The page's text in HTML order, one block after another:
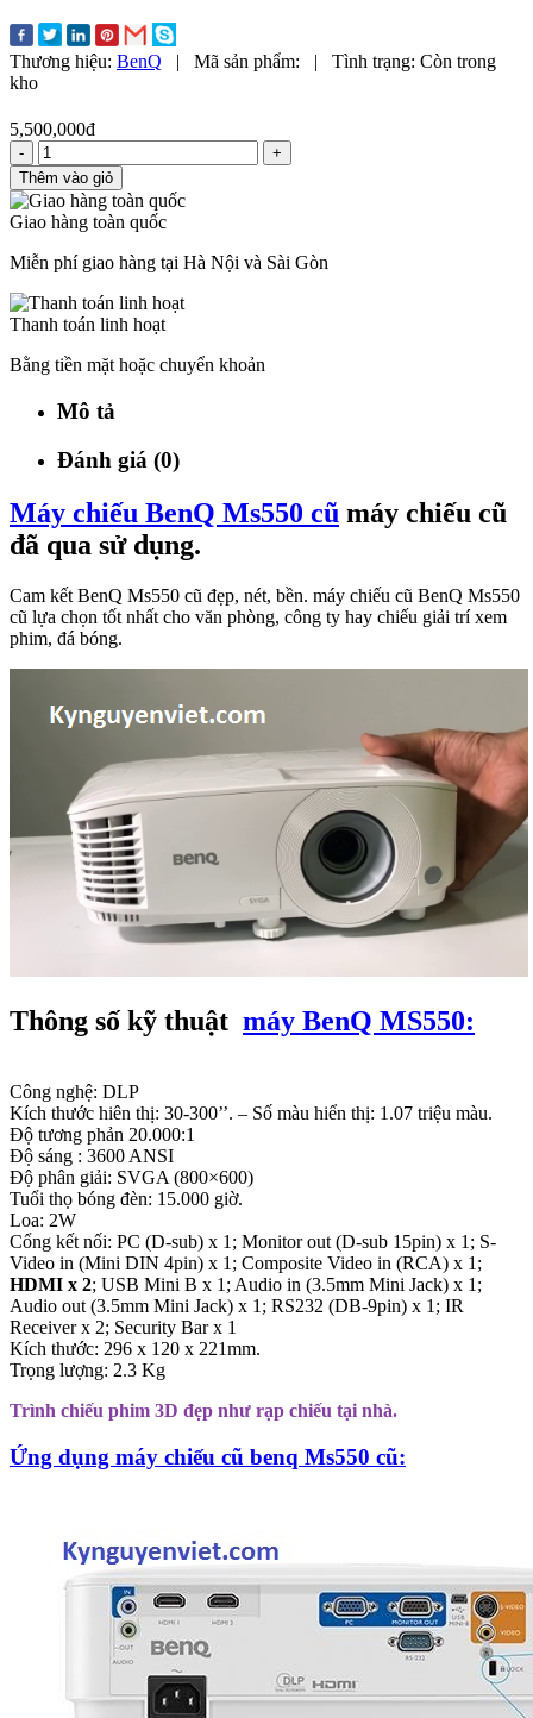
Thương hiệu: BenQ | Mã sản phẩm: | Tình trạng: Còn trong
kho
5,500,000đ
-
+
Thêm vào giỏ
Giao hàng toàn quốc
Miễn phí giao hàng tại Hà Nội và Sài Gòn
Thanh toán linh hoạt
Bằng tiền mặt hoặc chuyển khoản
Mô tả
Đánh giá (0)
Máy chiếu BenQ Ms550 cũ máy chiếu cũ
đã qua sử dụng.
Cam kết BenQ Ms550 cũ đẹp, nét, bền. máy chiếu cũ BenQ Ms550
cũ lựa chọn tốt nhất cho văn phòng, công ty hay chiếu giải trí xem
phim, đá bóng.
Thông số kỹ thuật máy BenQ MS550:
Công nghệ: DLP
Kích thước hiên thị: 30-300’’. – Số màu hiển thị: 1.07 triệu màu.
Độ tương phản 20.000:1
Độ sáng : 3600 ANSI
Độ phân giải: SVGA (800×600)
Tuổi thọ bóng đèn: 15.000 giờ.
Loa: 2W
Cổng kết nối: PC (D-sub) x 1; Monitor out (D-sub 15pin) x 1; S-
Video in (Mini DIN 4pin) x 1; Composite Video in (RCA) x 1;
HDMI x 2; USB Mini B x 1; Audio in (3.5mm Mini Jack) x 1;
Audio out (3.5mm Mini Jack) x 1; RS232 (DB-9pin) x 1; IR
Receiver x 2; Security Bar x 1
Kích thước: 296 x 120 x 221mm.
Trọng lượng: 2.3 Kg
Trình chiếu phim 3D đẹp như rạp chiếu tại nhà.
Ứng dụng máy chiếu cũ benq Ms550 cũ: